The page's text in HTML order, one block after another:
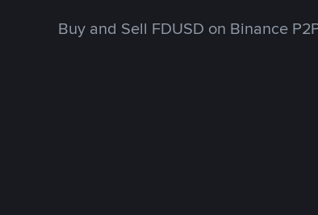
Buy and Sell FDUSD on Binance